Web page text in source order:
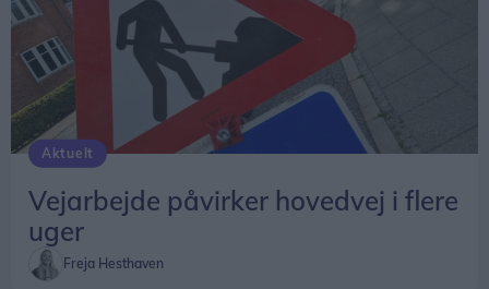
Aktuelt
Vejarbejde påvirker hovedvej i flere
uger
Freja Hesthaven